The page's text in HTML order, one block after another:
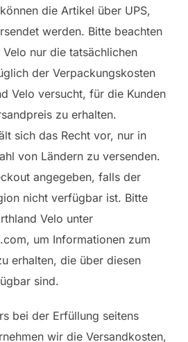
die Artikel über UPS,
werden. Bitte beachten
nur die tatsächlichen
der Verpackungskosten
Velo versucht, für die Kunden
zu erhalten.
sich das Recht vor, nur in
von Ländern zu versenden.
angegeben, falls der
nicht verfügbar ist. Bitte
Velo unter
um Informationen zum
erhalten, die über diesen
sind.
bei der Erfüllung seitens
wir die Versandkosten,